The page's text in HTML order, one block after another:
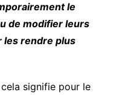
le
de modifier leurs
les rendre plus
signifie pour le